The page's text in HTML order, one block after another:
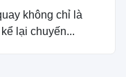
không chỉ là
lại chuyến...